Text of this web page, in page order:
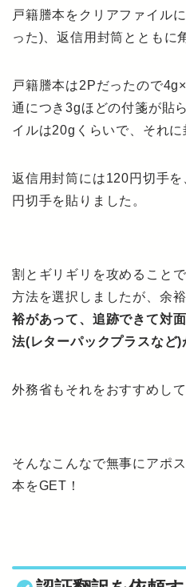
戸籍謄本をクリアファイル
った)、返信用封筒とともに
戸籍謄本は2Pだったので
通につき3gほどの付箋が貼
イルは20gくらいで、それに
返信用封筒には120円切手
円切手を貼りました。
割とギリギリを攻めること
方法を選択しましたが、余
裕があって、追跡できて対
法(レターパックプラスなど)
外務省もそれをおすすめして
そんなこんなで無事にアポ
本をGET！